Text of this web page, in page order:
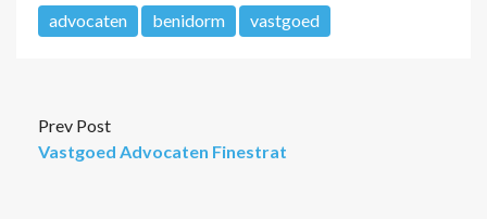
advocaten
benidorm vastgoed
Prev Post
Vastgoed Advocaten Finestrat